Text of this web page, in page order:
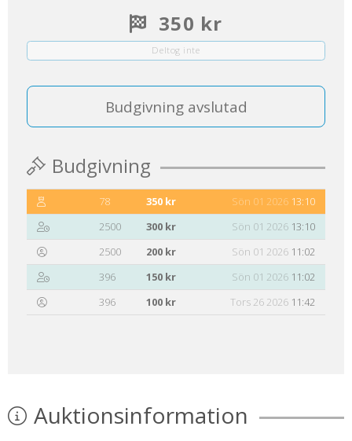
350 kr
Deltog inte
Budgivning avslutad
Budgivning
78 350 kr Sön 01 2026 13:10
2500
300 kr Sön 01 2026 13:10
2500
200 kr Sön 01 2026 11:02
396
150 kr Sön 01 2026 11:02
396
100 kr Tors 26 2026 11:42
Auktionsinformation